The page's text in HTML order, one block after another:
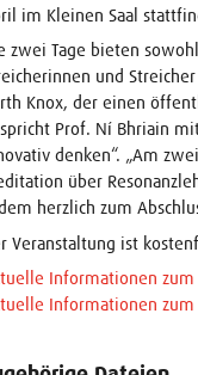
im Kleinen Saal
zwei Tage bieten
und
Knox, der einen
Prof. Ní Bhriain
denken“. „Am
über
herzlich zum
Veranstaltung ist
Informationen zum
Informationen zum